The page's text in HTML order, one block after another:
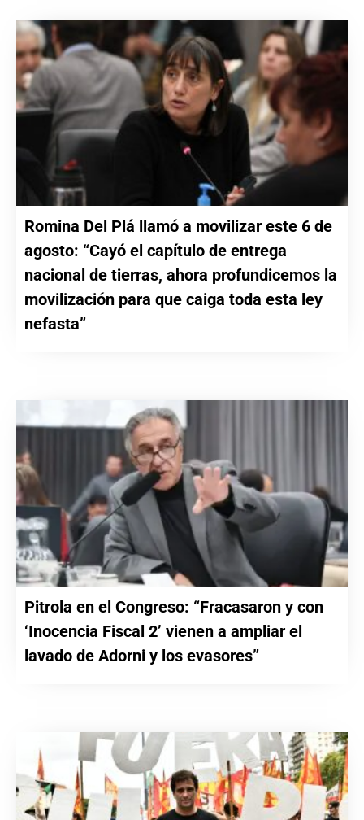
Romina Del Plá llamó a movilizar este 6 de
agosto: “Cayó el capítulo de entrega
nacional de tierras, ahora profundicemos la
movilización para que caiga toda esta ley
nefasta”
Pitrola en el Congreso: “Fracasaron y con
‘Inocencia Fiscal 2’ vienen a ampliar el
lavado de Adorni y los evasores”